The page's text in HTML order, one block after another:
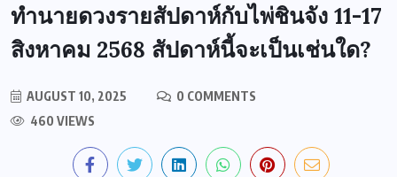
ทำนายดวงรายสัปดาห์กับไพ่ชินจัง 11-17
สิงหาคม 2568 สัปดาห์นี้จะเป็นเช่นใด?
AUGUST 10, 2025
0 COMMENTS
460 VIEWS